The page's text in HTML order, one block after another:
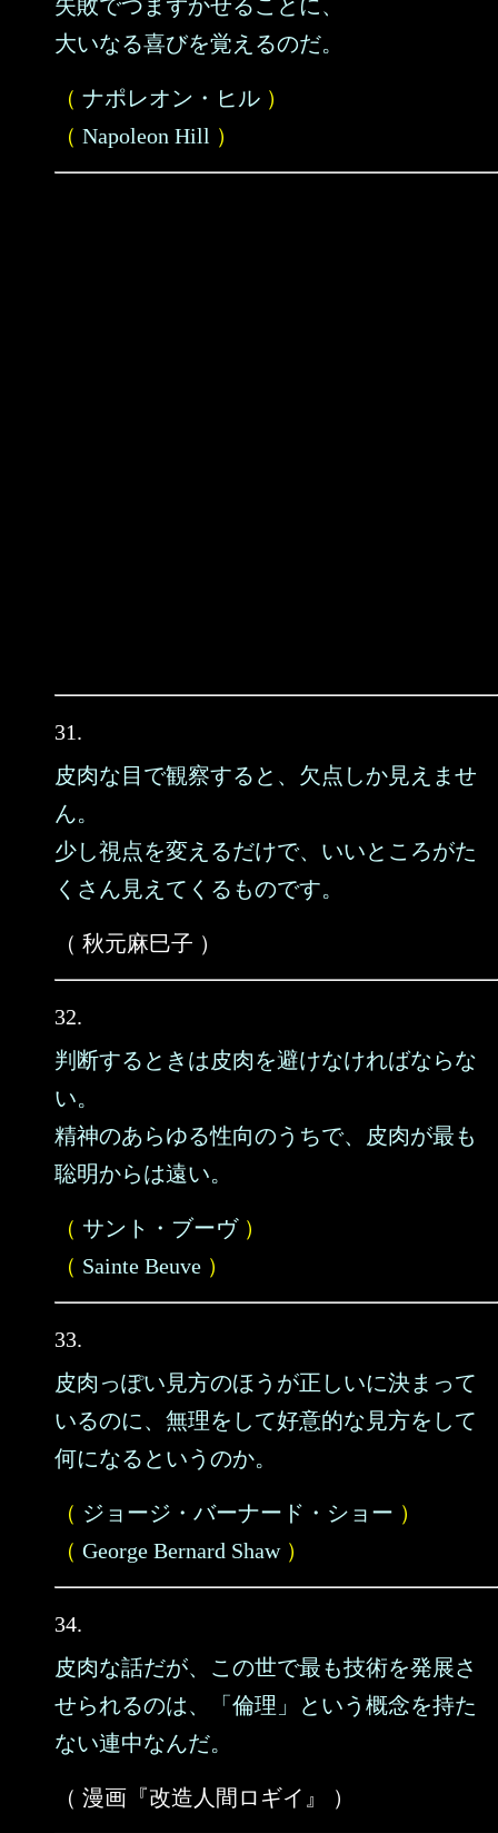
失敗でつまずかせることに、
大いなる喜びを覚えるのだ。
（ ナポレオン・ヒル ）
（ Napoleon Hill ）
31.
皮肉な目で観察すると、欠点しか見えませ
ん。
少し視点を変えるだけで、いいところがた
くさん見えてくるものです。
（ 秋元麻巳子 ）
32.
判断するときは皮肉を避けなければならな
い。
精神のあらゆる性向のうちで、皮肉が最も
聡明からは遠い。
（ サント・ブーヴ）
（ Sainte Beuve ）
33.
皮肉っぽい見方のほうが正しいに決まって
いるのに、無理をして好意的な見方をして
何になるというのか。
（ ジョージ・バーナード・ショー ）
（ George Bernard Shaw）
34.
皮肉な話だが、この世で最も技術を発展さ
せられるのは、「倫理」という概念を持た
ない連中なんだ。
（ 漫画『改造人間ロギイ』 ）